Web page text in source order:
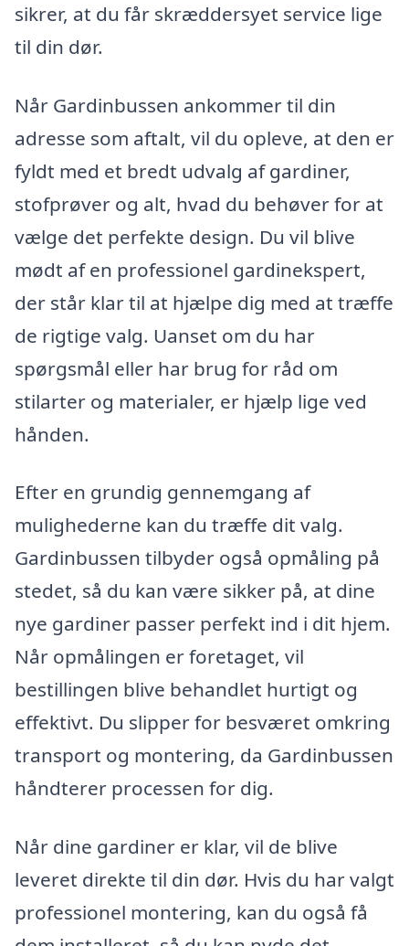
sikrer, at du får skræddersyet service lige
til din dør.
Når Gardinbussen ankommer til din
adresse som aftalt, vil du opleve, at den er
fyldt med et bredt udvalg af gardiner,
stofprøver og alt, hvad du behøver for at
vælge det perfekte design. Du vil blive
mødt af en professionel gardinekspert,
der står klar til at hjælpe dig med at træffe
de rigtige valg. Uanset om du har
spørgsmål eller har brug for råd om
stilarter og materialer, er hjælp lige ved
hånden.
Efter en grundig gennemgang af
mulighederne kan du træffe dit valg.
Gardinbussen tilbyder også opmåling på
stedet, så du kan være sikker på, at dine
nye gardiner passer perfekt ind i dit hjem.
Når opmålingen er foretaget, vil
bestillingen blive behandlet hurtigt og
effektivt. Du slipper for besværet omkring
transport og montering, da Gardinbussen
håndterer processen for dig.
Når dine gardiner er klar, vil de blive
leveret direkte til din dør. Hvis du har valgt
professionel montering, kan du også få